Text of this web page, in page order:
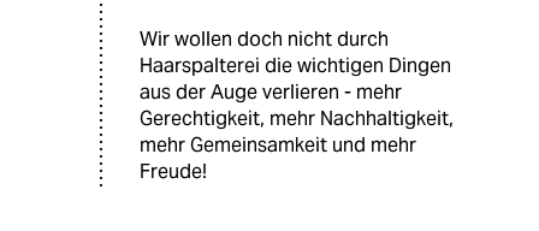
Wir wollen doch nicht durch
Haarspalterei die wichtigen Dingen
aus der Auge verlieren - mehr
Gerechtigkeit, mehr Nachhaltigkeit,
mehr Gemeinsamkeit und mehr
Freude!